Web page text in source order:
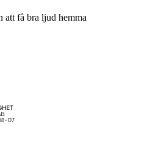
att få bra ljud hemma